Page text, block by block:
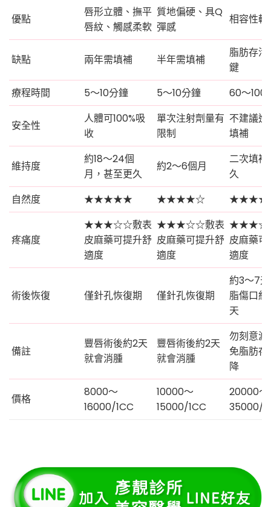
優點
唇形立體、撫平
唇紋、觸感柔軟
質地偏硬、具Q
彈感
相容性較
缺點 兩年需填補 半年需填補
脂肪存活
鍵
療程時間
5～10分鐘 5～10分鐘 60～100
安全性
人體可100%吸
收
單次注射劑量有
限制
不建議
填補
維持度
約18～24個
月，甚至更久
約2～6個月
二次填
久
自然度
★★★★★ ★★★★☆
疼痛度
★★★☆☆敷表
皮麻藥可提升舒
適度
★★★☆☆敷表
皮麻藥可提升舒
適度
皮麻藥可
適度
術後恢復 僅針孔恢復期 僅針孔恢復期
約3～7
脂傷口約
天
備註
豐唇術後約2天
就會消腫
豐唇術後約2天
就會消腫
勿刻意減
免脂肪
降
價格
8000～
16000/1CC
10000～
15000/1CC
20000～
35000/